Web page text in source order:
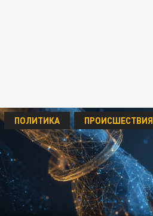
ПОЛИТИКА ПРОИСШЕСТВИЯ